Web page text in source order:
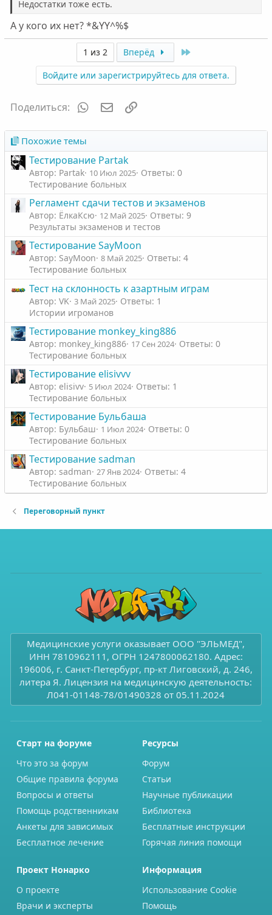
Недостатки тоже есть.
А у кого их нет? *&YY^%$
1 из 2 Вперёд
Войдите или зарегистрируйтесь для ответа.
Поделиться: WhatsAppЭлектронная почта
Похожие темы
Тестирование Partak
Автор: Partak 10 Июл 2025 Ответы: 0
Тестирование больных
Регламент сдачи тестов и экзаменов
Автор: ЁлкаКсю 12 Май 2025 Ответы: 9
Результаты экзаменов и тестов
Тестирование SayMoon
Автор: SayMoon 8 Май 2025 Ответы: 4
Тестирование больных
Тест на склонность к азартным играм
Автор: VK 3 Май 2025 Ответы: 1
Истории игроманов
Тестирование monkey_king886
Автор: monkey_king886 17 Сен 2024 Ответы: 0
Тестирование больных
Тестирование elisivvv
Автор: elisivv 5 Июл 2024 Ответы: 1
Тестирование больных
Тестирование Бульбаша
Автор: Бульбаш 1 Июл 2024 Ответы: 0
Тестирование больных
Тестирование sadman
Автор: sadman 27 Янв 2024 Ответы: 4
Тестирование больных
Переговорный пункт
Медицинские услуги оказывает ООО "ЭЛЬМЕД",
ИНН 7810962111, ОГРН 1247800062180. Адрес:
196006, г. Санкт-Петербург, пр-кт Лиговский, д. 246,
литера Я. Лицензия на медицинскую деятельность:
Л041-01148-78/01490328 от 05.11.2024
Старт на форуме
Что это за форум
Общие правила форума
Вопросы и ответы
Помощь родственникам
Анкеты для зависимых
Бесплатное лечение
Ресурсы
Форум
Статьи
Научные публикации
Библиотека
Бесплатные инструкции
Горячая линия помощи
Проект Нонарко
О проекте
Врачи и эксперты
Информация
Использование Cookie
Помощь